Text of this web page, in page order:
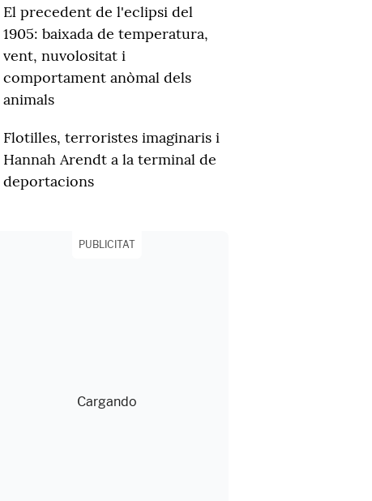
El precedent de l'eclipsi del
1905: baixada de temperatura,
vent, nuvolositat i
comportament anòmal dels
animals
Flotilles, terroristes imaginaris i
Hannah Arendt a la terminal de
deportacions
PUBLICITAT